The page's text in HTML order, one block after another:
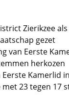
Zierikzee
gezet
van Eerste
herkozen
Kamerlid
23 tegen 17